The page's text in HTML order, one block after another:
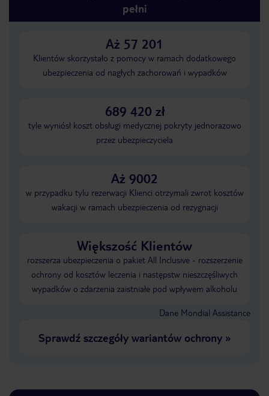
pełni
Aż 57 201
Klientów skorzystało z pomocy w ramach dodatkowego
ubezpieczenia od nagłych zachorowań i wypadków
689 420 zł
tyle wyniósł koszt obsługi medycznej pokryty jednorazowo
przez ubezpieczyciela
Aż 9002
w przypadku tylu rezerwacji Klienci otrzymali zwrot kosztów
wakacji w ramach ubezpieczenia od rezygnacji
Większość Klientów
rozszerza ubezpieczenia o pakiet All Inclusive - rozszerzenie
ochrony od kosztów leczenia i następstw nieszczęśliwych
wypadków o zdarzenia zaistniałe pod wpływem alkoholu
Dane Mondial Assistance
Sprawdź szczegóły wariantów ochrony»